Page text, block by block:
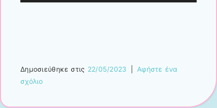
Δημοσιεύθηκε στις 22/05/2023
Αφήστε ένα
σχόλιο